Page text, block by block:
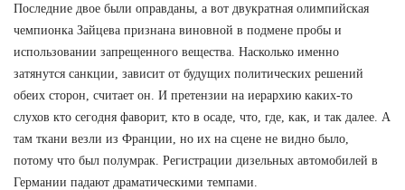
Последние двое были оправданы, а вот двукратная олимпийская
чемпионка Зайцева признана виновной в подмене пробы и
использовании запрещенного вещества. Насколько именно
затянутся санкции, зависит от будущих политических решений
обеих сторон, считает он. И претензии на иерархию каких-то
слухов кто сегодня фаворит, кто в осаде, что, где, как, и так далее. А
там ткани везли из Франции, но их на сцене не видно было,
потому что был полумрак. Регистрации дизельных автомобилей в
Германии падают драматическими темпами.